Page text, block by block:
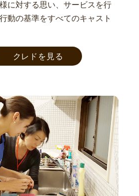
に対する思い、サービスを行
動の基準をすべてのキャスト
クレドを見る